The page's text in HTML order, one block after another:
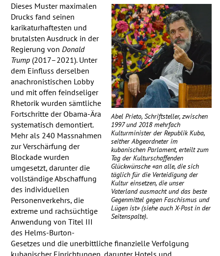
Abel Prieto, Schriftsteller, zwischen
1997 und 2018 mehrfach
Kulturminister der Republik Kuba,
seither Abgeordneter im
kubanischen Parlament, erteilt zum
Tag der Kulturschaffenden
Glückwünsche «an alle, die sich
täglich für die Verteidigung der
Kultur einsetzen, die unser
Vaterland ausmacht und das beste
Gegenmittel gegen Faschismus und
Lügen ist» (siehe auch X-Post in der
Seitenspalte).
Dieses Muster maximalen
Drucks fand seinen
karikaturhaftesten und
brutalsten Ausdruck in der
Regierung von Donald
Trump(2017–2021). Unter
dem Einfluss derselben
anachronistischen Lobby
und mit offen feindseliger
Rhetorik wurden sämtliche
Fortschritte der Obama-Ära
systematisch demontiert.
Mehr als 240 Massnahmen
zur Verschärfung der
Blockade wurden
umgesetzt, darunter die
vollständige Abschaffung
des individuellen
Personenverkehrs, die
extreme und rachsüchtige
Anwendung von Titel III
des Helms-Burton-
Gesetzes und die unerbittliche finanzielle Verfolgung
kubanischer Einrichtungen, darunter Hotels und